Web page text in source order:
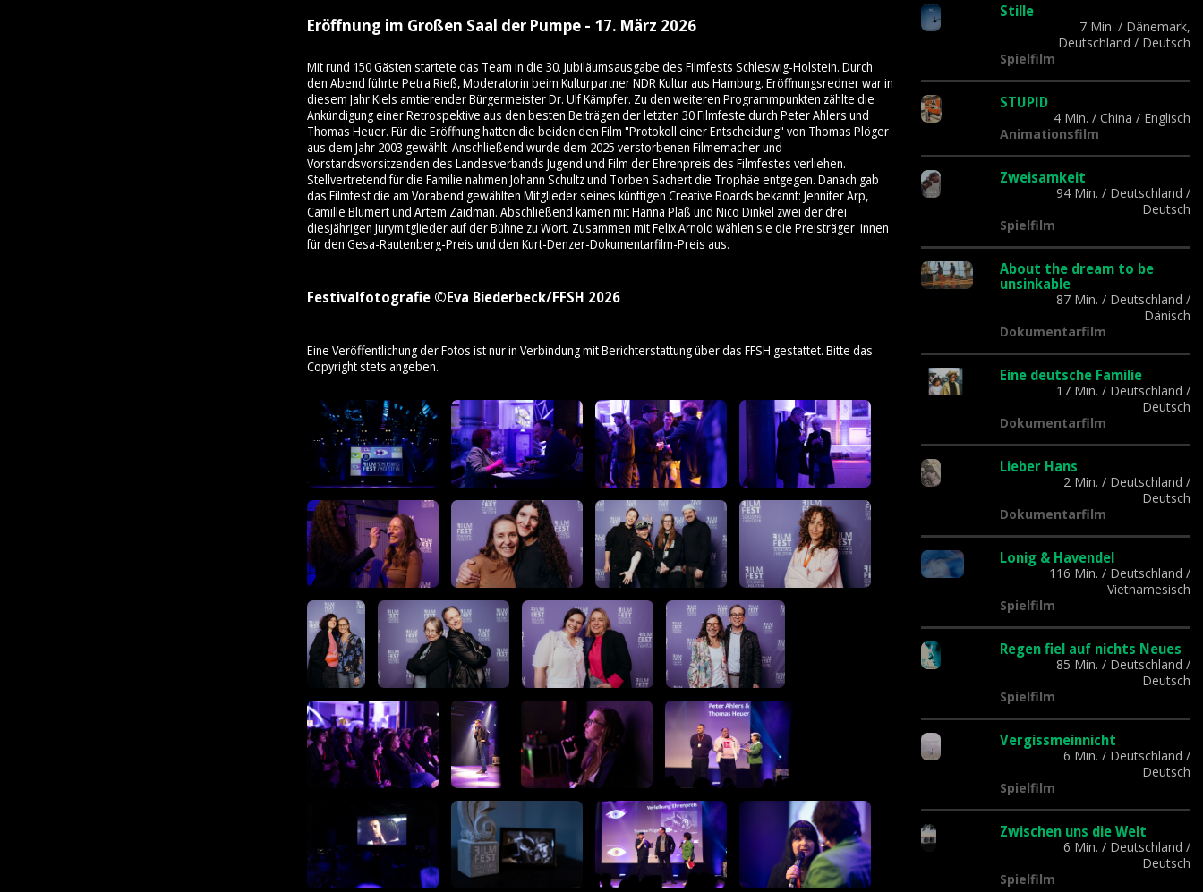
Eröffnung im Großen Saal der Pumpe - 17. März 2026
Mit rund 150 Gästen startete das Team in die 30. Jubiläumsausgabe des Filmfests Schleswig-Holstein. Durch
den Abend führte Petra Rieß, Moderatorin beim Kulturpartner NDR Kultur aus Hamburg. Eröffnungsredner war in
diesem Jahr Kiels amtierender Bürgermeister Dr. Ulf Kämpfer. Zu den weiteren Programmpunkten zählte die
Ankündigung einer Retrospektive aus den besten Beiträgen der letzten 30 Filmfeste durch Peter Ahlers und
Thomas Heuer. Für die Eröffnung hatten die beiden den Film "Protokoll einer Entscheidung" von Thomas Plöger
aus dem Jahr 2003 gewählt. Anschließend wurde dem 2025 verstorbenen Filmemacher und
Vorstandsvorsitzenden des Landesverbands Jugend und Film der Ehrenpreis des Filmfestes verliehen.
Stellvertretend für die Familie nahmen Johann Schultz und Torben Sachert die Trophäe entgegen. Danach gab
das Filmfest die am Vorabend gewählten Mitglieder seines künftigen Creative Boards bekannt: Jennifer Arp,
Camille Blumert und Artem Zaidman. Abschließend kamen mit Hanna Plaß und Nico Dinkel zwei der drei
diesjährigen Jurymitglieder auf der Bühne zu Wort. Zusammen mit Felix Arnold wählen sie die Preisträger_innen
für den Gesa-Rautenberg-Preis und den Kurt-Denzer-Dokumentarfilm-Preis aus.
Festivalfotografie ©Eva Biederbeck/FFSH 2026
Eine Veröffentlichung der Fotos ist nur in Verbindung mit Berichterstattung über das FFSH gestattet. Bitte das
Copyright stets angeben.
Stille
7 Min. / Dänemark,
Deutschland / Deutsch
Spielfilm
STUPID
4 Min. / China / Englisch
Animationsfilm
Zweisamkeit
94 Min. / Deutschland /
Deutsch
Spielfilm
About the dream to be
unsinkable
87 Min. / Deutschland /
Dänisch
Dokumentarfilm
Eine deutsche Familie
17 Min. / Deutschland /
Deutsch
Dokumentarfilm
Lieber Hans
2 Min. / Deutschland /
Deutsch
Dokumentarfilm
Lonig & Havendel
116 Min. / Deutschland /
Vietnamesisch
Spielfilm
Regen fiel auf nichts Neues
85 Min. / Deutschland /
Deutsch
Spielfilm
Vergissmeinnicht
6 Min. / Deutschland /
Deutsch
Spielfilm
Zwischen uns die Welt
6 Min. / Deutschland /
Deutsch
Spielfilm